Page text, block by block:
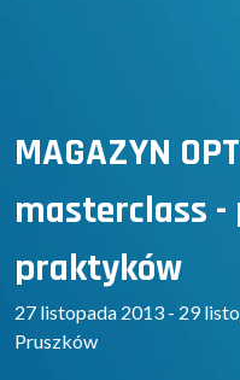
MAGAZYN
masterclass
praktyków
27 listopada 2013 - 29
Pruszków